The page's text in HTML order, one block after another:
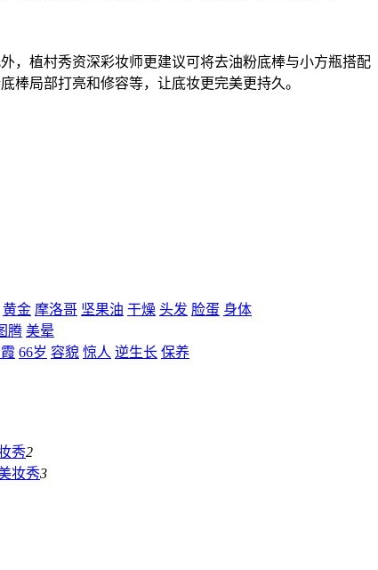
植村秀资深彩妆师更建议可将去油粉底棒与小方瓶搭配
棒局部打亮和修容等，让底妆更完美更持久。
黄金 摩洛哥 坚果油 干燥 头发 脸蛋 身体
腾 美晕
66岁 容貌 惊人 逆生长 保养
秀2
妆秀3